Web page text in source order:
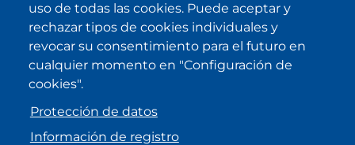
. . . .
uso de todas las cookies. Puede aceptar y
rechazar tipos de cookies individuales y
revocar su consentimiento para el futuro en
cualquier momento en "Configuración de
cookies".
Protección de datos
Información de registro